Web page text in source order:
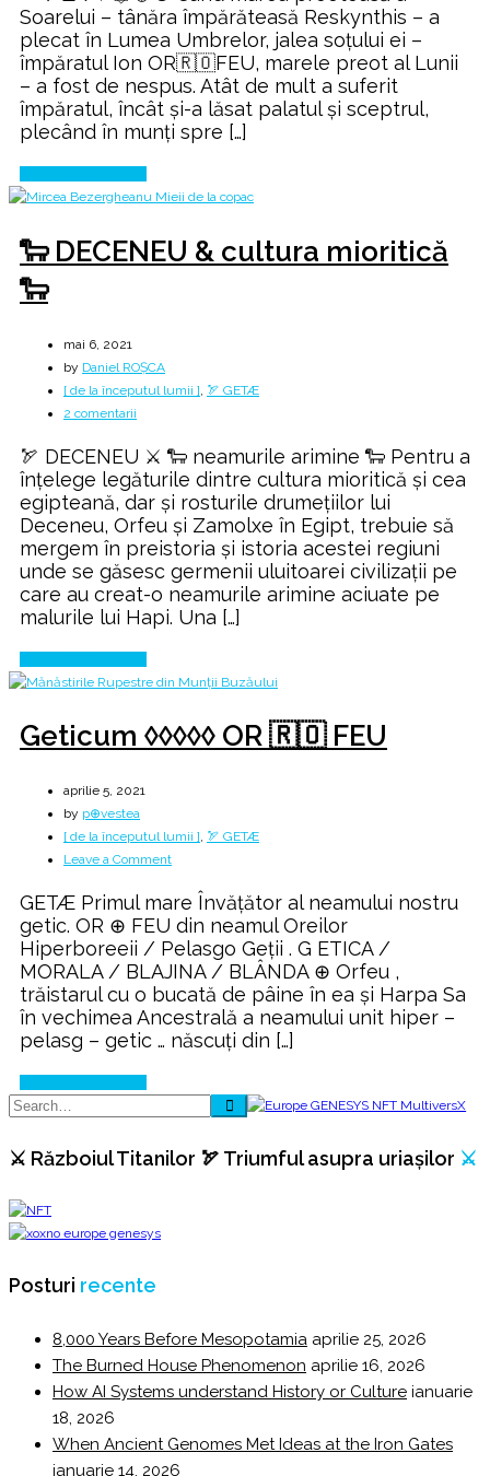
Sânzienelor
Soarelui – tânăra împărăteasă Reskynthis – a
plecat în Lumea Umbrelor, jalea soțului ei –
împăratul Ion OR🇷🇴FEU, marele preot al Lunii
– a fost de nespus. Atât de mult a suferit
împăratul, încât și-a lăsat palatul și sceptrul,
plecând în munți spre […]
🐑 DECENEU & cultura mioritică
🐑
mai 6, 2021
by Daniel ROȘCA
[ de la începutul lumii ] 🏹 GETÆ
2 comentarii
DECENEU
&
cultura
mioritică
🐑
🏹 DECENEU ⚔️ 🐑 neamurile arimine 🐑 Pentru a
înţelege legăturile dintre cultura mioritică şi cea
egipteană, dar şi rosturile drumeţiilor lui
Deceneu, Orfeu și Zamolxe în Egipt, trebuie să
mergem în preistoria şi istoria acestei regiuni
unde se găsesc germenii uluitoarei civilizaţii pe
care au creat-o neamurile arimine aciuate pe
malurile lui Hapi. Una […]
Geticum ◊◊◊◊◊ OR 🇷🇴 FEU
aprilie 5, 2021
by p⊕vestea
[ de la începutul lumii ] 🏹 GETÆ
Leave a Commenton
◊◊◊◊◊
OR
🇷🇴
FEU
GETÆ Primul mare Învățător al neamului nostru
getic. OR ⊕ FEU din neamul Oreilor
Hiperboreeii / Pelasgo Geții . G ETICA /
MORALA / BLAJINA / BLÂNDA ⊕ Orfeu ,
trăistarul cu o bucată de pâine în ea și Harpa Sa
în vechimea Ancestrală a neamului unit hiper –
pelasg – getic … născuți din […]
⚔️ Războiul Titanilor 🏹 Triumful asupra uriașilor ⚔️
Posturi recente
8,000 Years Before Mesopotamia aprilie 25, 2026
The Burned House Phenomenon aprilie 16, 2026
How AI Systems understand History or Culture ianuarie
18, 2026
When Ancient Genomes Met Ideas at the Iron Gates
ianuarie 14, 2026